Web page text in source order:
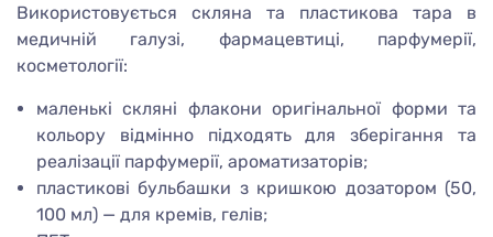
Використовується скляна та пластикова тара в
медичній галузі, фармацевтиці, парфумерії,
косметології:
маленькі скляні флакони оригінальної форми та
кольору відмінно підходять для зберігання та
реалізації парфумерії, ароматизаторів;
пластикові бульбашки з кришкою дозатором (50,
100 мл) — для кремів, гелів;